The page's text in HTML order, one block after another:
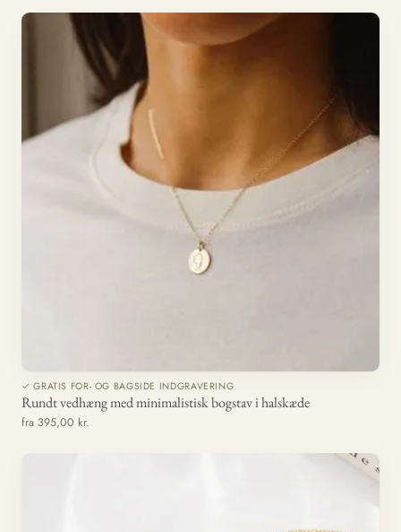
✓ GRATIS FOR- OG BAGSIDE INDGRAVERING
Rundt vedhæng med minimalistisk bogstav i halskæde
fra 395,00 kr.